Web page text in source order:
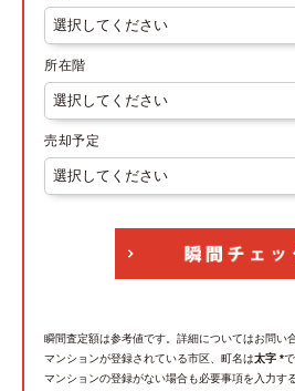
所在階
売却予定
瞬間査定額は参考値です。詳細についてはお問い
マンションが登録されている市区、町名は太字 *
マンションの登録がない場合も必要事項を入力す